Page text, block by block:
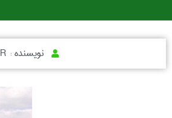
نویسنده :